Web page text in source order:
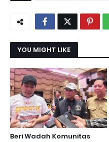
YOU MIGHT LIKE
Beri Wadah Komunitas